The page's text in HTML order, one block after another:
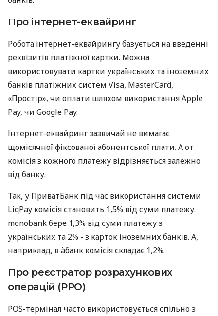
Про інтернет-еквайринг
Робота інтернет-еквайрингу базується на введенні
реквізитів платіжної картки. Можна
використовувати картки українських та іноземних
банків платіжних систем Visa, MasterCard,
«Простір», чи оплати шляхом використання Apple
Pay, чи Google Pay.
Інтернет-еквайринг зазвичай не вимагає
щомісячної фіксованої абонентської плати. А от
комісія з кожного платежу відрізняється залежно
від банку.
Так, у ПриватБанк під час використання системи
LiqPay комісія становить 1,5% від суми платежу.
monobank бере 1,3% від суми платежу з
українських та 2% - з карток іноземних банків. А,
наприклад, в àбанк комісія складає 1,2%.
Про реєстратор розрахункових
операцій (РРО)
POS-термінал часто використовується спільно з